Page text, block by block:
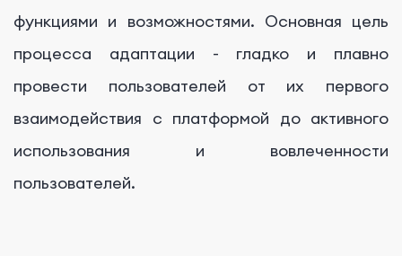
функциями и возможностями. Основная цель
процесса адаптации - гладко и плавно
провести пользователей от их первого
взаимодействия с платформой до активного
использования и вовлеченности
пользователей.